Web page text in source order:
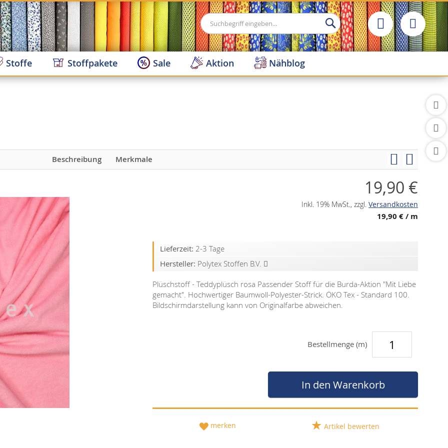
Suche
Suche
Stoffe Stoffpakete Sale Aktion Nähblog
Beschreibung Merkmale
19,90 €
Inkl. 19% MwSt., zzgl. Versandkosten
19,90 €/ m
Lieferzeit: 2-3 Tage
Hersteller: Polytex Stoffen B.V.
Plüschstoff - Teddyplüsch rosa Passender Stoff für die Burda-Aktion "Mit Liebe
gemacht". Hochwertiger Baumwoll-Polyester-Strick. ÖKO Tex - Standard 100.
Bildschirmdarstellung kann von Originalfarbe abweichen.
Bestellmenge (m)
In den Warenkorb
merken Artikel bewerten